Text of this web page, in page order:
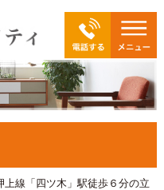
線「四ツ木」駅徒歩６分の立